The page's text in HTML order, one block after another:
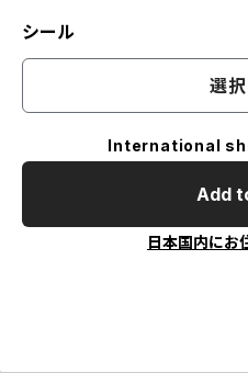
シール
選
International
Add
日本国内にお